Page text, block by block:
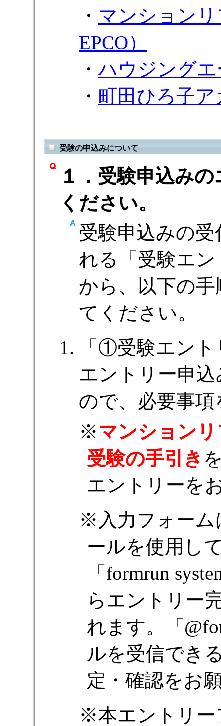
・ マンション
EPCO）
・ハウジングエ
・ 町田ひろ子
受験の申込みについて
１．受験申込み
ください。
受験申込みの
れる「受験エ
から、以下の
てください。
「①受験エン
エントリー申
ので、必要事
マンション
受験の手引き
エントリーを
入力フォーム
ールを使用し
「formrun
らエントリー
れます。「
ルを受信でき
定・確認をお
本エントリ